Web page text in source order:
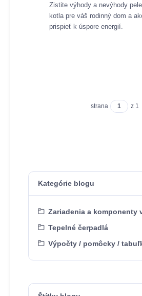
Kategórie blogu
Zariadenia a komponenty
Tepelné čerpadlá
Výpočty / pomôcky /
Zistite výhody a nevýhody
kotla pre váš rodinný dom a
prispieť k úspore energií.
strana z 1